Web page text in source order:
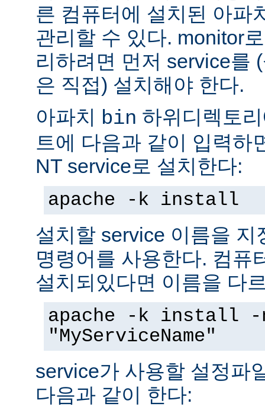
른 컴퓨터에 설치된 아파
관리할 수 있다. monitor
리하려면 먼저 service를
은 직접) 설치해야 한다.
아파치 bin 하위디렉토
트에 다음과 같이 입력하
NT service로 설치한다:
apache -k install
설치할 service 이름을 지
명령어를 사용한다. 컴퓨
설치되있다면 이름을 다
apache -k install -
"MyServiceName"
service가 사용할 설정파
다음과 같이 한다: